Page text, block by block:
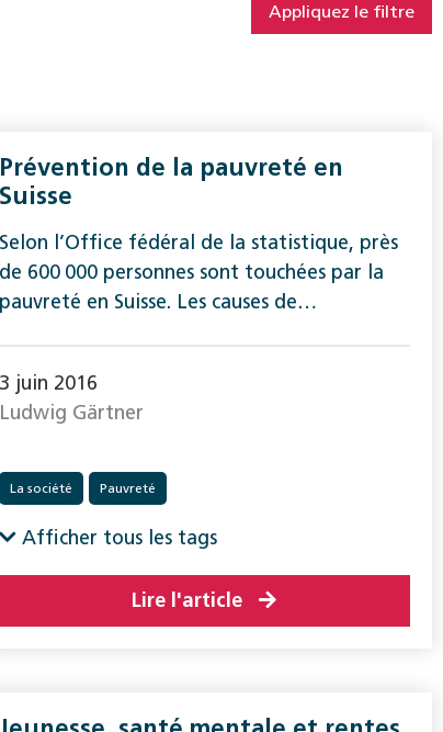
Prévention de la pauvreté en
Suisse
Selon l’Office fédéral de la statistique, près
de 600 000 personnes sont touchées par la
pauvreté en Suisse. Les causes de…
3 juin 2016
Ludwig Gärtner
La société Pauvreté
Afficher tous les tags
Lire l'article